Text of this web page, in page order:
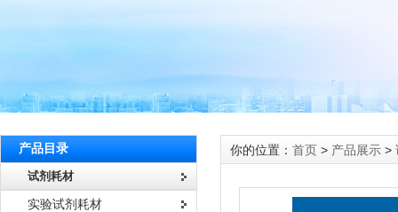
产品目录
试剂耗材
实验试剂耗材
你的位置： 首页 > 产品展示 >